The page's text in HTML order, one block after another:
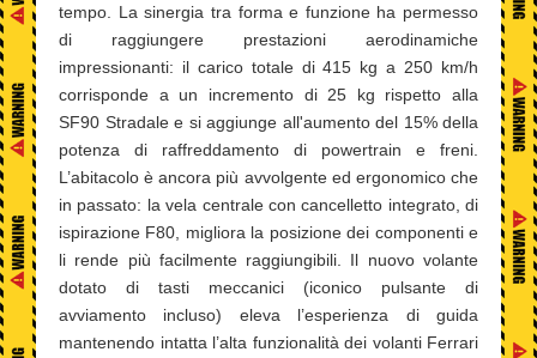
tempo. La sinergia tra forma e funzione ha permesso
di raggiungere prestazioni aerodinamiche
impressionanti: il carico totale di 415 kg a 250 km/h
corrisponde a un incremento di 25 kg rispetto alla
SF90 Stradale e si aggiunge all'aumento del 15% della
potenza di raffreddamento di powertrain e freni.
L’abitacolo è ancora più avvolgente ed ergonomico che
in passato: la vela centrale con cancelletto integrato, di
ispirazione F80, migliora la posizione dei componenti e
li rende più facilmente raggiungibili. Il nuovo volante
dotato di tasti meccanici (iconico pulsante di
avviamento incluso) eleva l’esperienza di guida
mantenendo intatta l’alta funzionalità dei volanti Ferrari